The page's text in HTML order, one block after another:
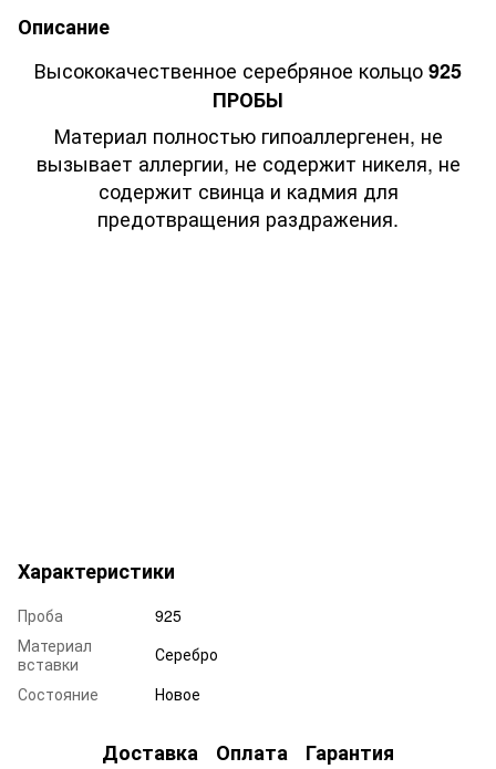
Описание
Высококачественное серебряное кольцо925
ПРОБЫ
Материал полностью гипоаллергенен, не
вызывает аллергии, не содержит никеля, не
содержит свинца и кадмия для
предотвращения раздражения.
Характеристики
Проба
925
Материал
вставки
Серебро
Состояние
Новое
Доставка Оплата Гарантия